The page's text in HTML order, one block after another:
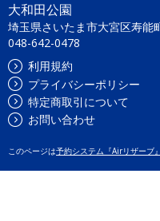
大和田公園
埼玉県さいたま市大宮区寿能
048-642-0478
利用規約
プライバシーポリシー
特定商取引について
お問い合わせ
このページは予約システム『Airリザーブ』